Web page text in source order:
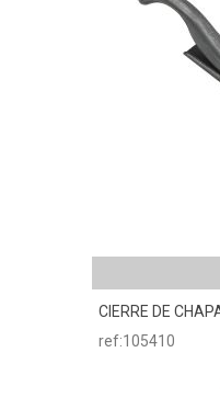
CIERRE DE
ref:105410